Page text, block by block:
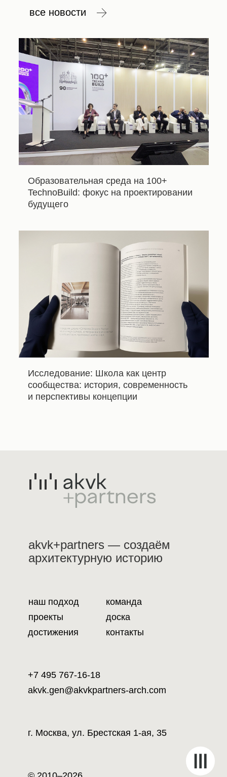
все новости
Образовательная среда на 100+
TechnoBuild: фокус на проектировании
будущего
Исследование: Школа как центр
сообщества: история, современность
и перспективы концепции
akvk+partners — создаём
архитектурную историю
наш подход
проекты
достижения
команда
доска
контакты
г. Москва, ул. Брестская 1-ая, 35
+7 495 767-16-18
akvk.gen@akvkpartners-arch.com